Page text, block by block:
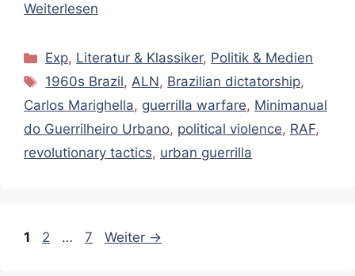
Weiterlesen
Kategorien
Exp, Literatur & Klassiker, Politik & Medien
Schlagwörter
1960s Brazil,ALN, Brazilian dictatorship,
Carlos Marighella, guerrilla warfare, Minimanual
do Guerrilheiro Urbano, political violence, RAF,
revolutionary tactics, urban guerrilla
Seite
1 Seite
2 … Seite
7 Weiter →